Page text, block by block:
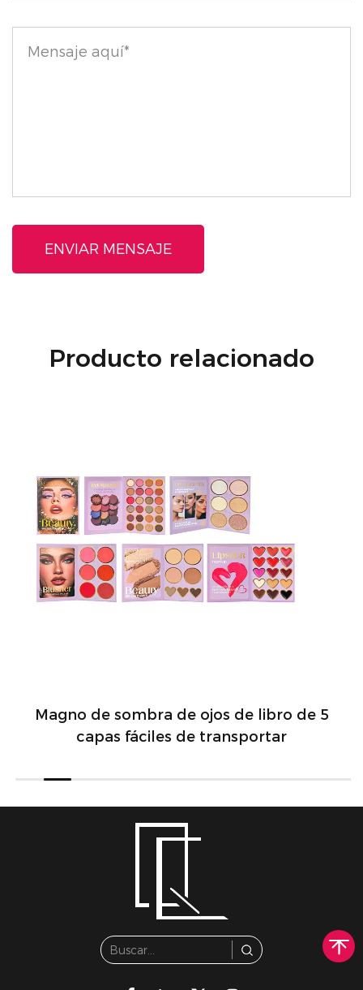
Mejore su juego de maquillaje de ojos con nuestro
delineador de ojos deslizante resistente al agua y
Producto relacionado
Magno de sombra de ojos de libro de 5
capas fáciles de transportar